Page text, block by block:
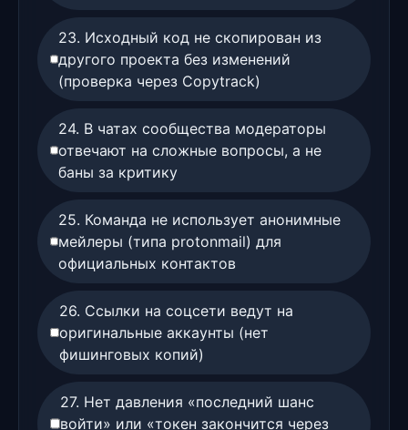
23. Исходный код не скопирован из
другого проекта без изменений
(проверка через Copytrack)
24. В чатах сообщества модераторы
отвечают на сложные вопросы, а не
баны за критику
25. Команда не использует анонимные
мейлеры (типа protonmail) для
официальных контактов
26. Ссылки на соцсети ведут на
оригинальные аккаунты (нет
фишинговых копий)
27. Нет давления «последний шанс
войти» или «токен закончится через